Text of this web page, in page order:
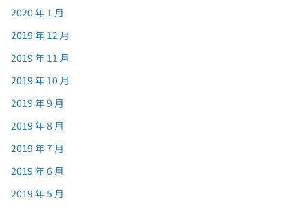
2020 年 1 月
2019 年 12 月
2019 年 11 月
2019 年 10 月
2019 年 9 月
2019 年 8 月
2019 年 7 月
2019 年 6 月
2019 年 5 月